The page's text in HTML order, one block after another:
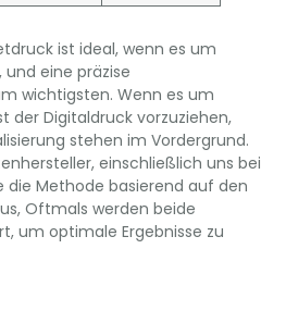
ist ideal, wenn es um
eine präzise
wichtigsten. Wenn es um
der Digitaldruck vorzuziehen,
stehen im Vordergrund.
einschließlich uns bei
die Methode basierend auf den
Oftmals werden beide
um optimale Ergebnisse zu